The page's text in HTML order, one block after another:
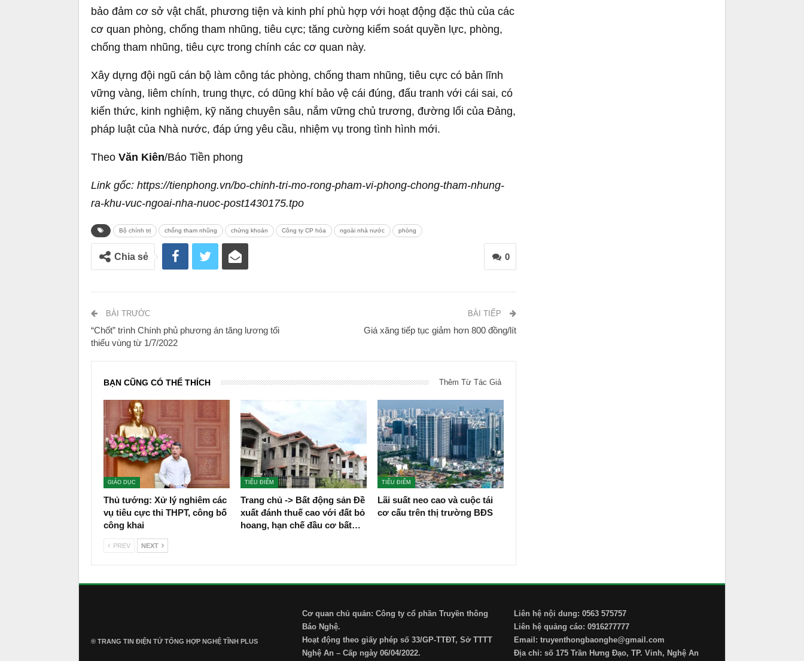
bảo đảm cơ sở vật chất, phương tiện và kinh phí phù hợp với hoạt động đặc thù của các
cơ quan phòng, chống tham nhũng, tiêu cực; tăng cường kiểm soát quyền lực, phòng,
chống tham nhũng, tiêu cực trong chính các cơ quan này.
Xây dựng đội ngũ cán bộ làm công tác phòng, chống tham nhũng, tiêu cực có bản lĩnh
vững vàng, liêm chính, trung thực, có dũng khí bảo vệ cái đúng, đấu tranh với cái sai, có
kiến thức, kinh nghiệm, kỹ năng chuyên sâu, nắm vững chủ trương, đường lối của Đảng,
pháp luật của Nhà nước, đáp ứng yêu cầu, nhiệm vụ trong tình hình mới.
Theo Văn Kiên/Báo Tiền phong
Link gốc: https://tienphong.vn/bo-chinh-tri-mo-rong-pham-vi-phong-chong-tham-nhung-
ra-khu-vuc-ngoai-nha-nuoc-post1430175.tpo
Bộ chính trị chống tham nhũng chứng khoán Công ty CP hóa ngoài nhà nước phòng
0
Chia sẻ
BÀI TRƯỚC
“Chốt” trình Chính phủ phương án tăng lương tối
thiểu vùng từ 1/7/2022
BÀI TIẾP
Giá xăng tiếp tục giảm hơn 800 đồng/lít
BẠN CŨNG CÓ THỂ THÍCH Thêm Từ Tác Giả
GIÁO DỤC
Thủ tướng: Xử lý nghiêm các
vụ tiêu cực thi THPT, công bố
công khai
TIÊU ĐIỂM
Trang chủ -> Bất động sản Đề
xuất đánh thuế cao với đất bỏ
hoang, hạn chế đầu cơ bất…
TIÊU ĐIỂM
Lãi suất neo cao và cuộc tái
cơ cấu trên thị trường BĐS
PREV NEXT
® TRANG TIN ĐIỆN TỬ ТỔNG HỢP NGHỆ TĨNH PLUS
Cơ quan chủ quản: Công ty cổ phần Truyền thông
Báo Nghệ.
Hoạt động theo giấy phép số 33/GP-TTĐT, Sở TTTT
Nghệ An – Cấp ngày 06/04/2022.
Liên hệ nội dung: 0563 575757
Liên hệ quảng cáo: 0916277777
Email: truyenthongbaonghe@gmail.com
Địa chỉ: số 175 Trần Hưng Đạo, TP. Vinh, Nghệ An